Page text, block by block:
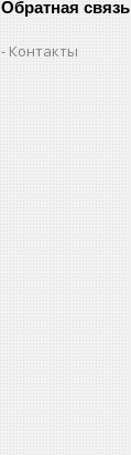
Обратная связь
Контакты